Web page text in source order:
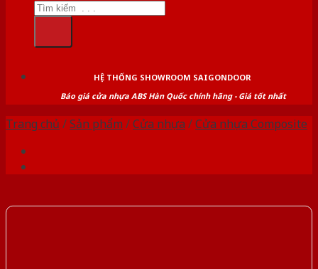
HỆ THỐNG SHOWROOM SAIGONDOOR
Báo giá cửa nhựa ABS Hàn Quốc chính hãng - Giá tốt nhất
Trang chủ /Sản phẩm /Cửa nhựa /Cửa nhựa Composite